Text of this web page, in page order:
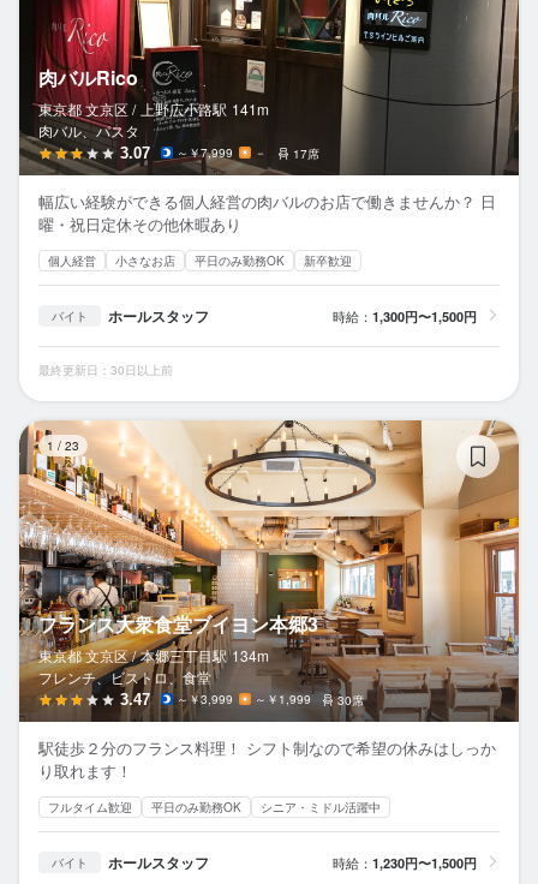
肉バルRico
東京都 文京区 / 上野広小路駅 141m
肉バル、パスタ
3.07 ～￥7,999 － 17席
幅広い経験ができる個人経営の肉バルのお店で働きませんか？ 日
曜・祝日定休その他休暇あり
個人経営 小さなお店 平日のみ勤務OK 新卒歓迎
バイト ホールスタッフ 時給： 1,300円〜1,500円
最終更新日：30日以上前
1 / 23
フランス大衆食堂ブイヨン本郷3
東京都 文京区 / 本郷三丁目駅 134m
フレンチ、ビストロ、食堂
3.47 ～￥3,999 ～￥1,999 30席
駅徒歩２分のフランス料理！ シフト制なので希望の休みはしっか
り取れます！
フルタイム歓迎 平日のみ勤務OK シニア・ミドル活躍中
バイト ホールスタッフ 時給： 1,230円〜1,500円